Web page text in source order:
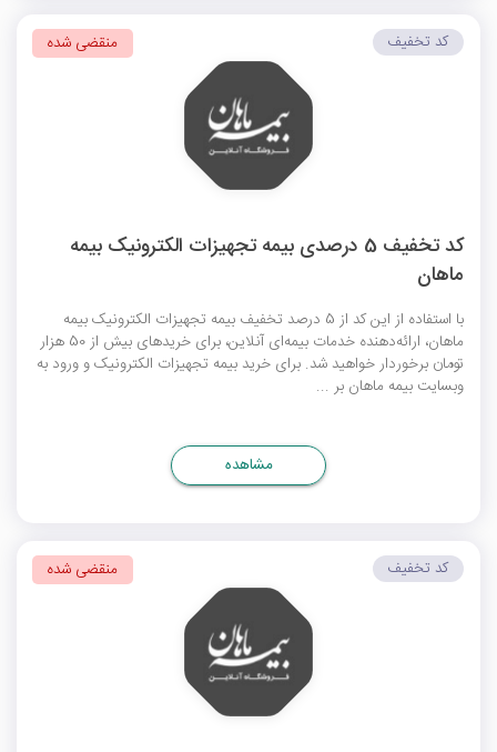
کد تخفیف 5 درصدی بیمه تجهیزات الکترونیک بیمه
ماهان
با استفاده از این کد از 5 درصد تخفیف بیمه تجهیزات الکترونیک بیمه
ماهان، ارائه‌دهنده خدمات بیمه‌ای آنلاین، برای خریدهای بیش از 50 هزار
تومان برخوردار خواهید شد. برای خرید بیمه تجهیزات الکترونیک و ورود به
وبسایت بیمه ماهان بر ...
کد تخفیف منقضی شده
مشاهده
کد تخفیف منقضی شده